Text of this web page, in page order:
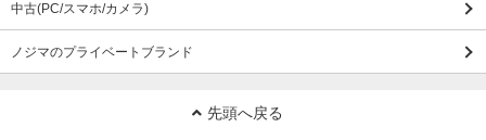
中古(PC/スマホ/カメラ)
ノジマのプライベートブランド
先頭へ戻る